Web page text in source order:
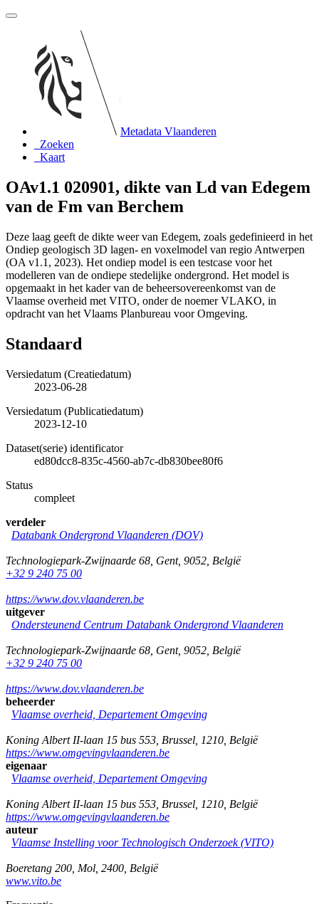
Metadata Vlaanderen
Zoeken
Kaart
OAv1.1 020901, dikte van Ld van Edegem
van de Fm van Berchem
Deze laag geeft de dikte weer van Edegem, zoals gedefinieerd in het
Ondiep geologisch 3D lagen- en voxelmodel van regio Antwerpen
(OA v1.1, 2023). Het ondiep model is een testcase voor het
modelleren van de ondiepe stedelijke ondergrond. Het model is
opgemaakt in het kader van de beheersovereenkomst van de
Vlaamse overheid met VITO, onder de noemer VLAKO, in
opdracht van het Vlaams Planbureau voor Omgeving.
Standaard
Versiedatum (Creatiedatum)
2023-06-28
Versiedatum (Publicatiedatum)
2023-12-10
Dataset(serie) identificator
ed80dcc8-835c-4560-ab7c-db830bee80f6
Status
compleet
verdeler
Databank Ondergrond Vlaanderen (DOV)
Technologiepark-Zwijnaarde 68 Gent, 9052 België
+32 9 240 75 00
https://www.dov.vlaanderen.be
uitgever
Ondersteunend Centrum Databank Ondergrond Vlaanderen
Technologiepark-Zwijnaarde 68 Gent, 9052 België
+32 9 240 75 00
https://www.dov.vlaanderen.be
beheerder
Vlaamse overheid, Departement Omgeving
Koning Albert II-laan 15 bus 553 Brussel 1210 België
https://www.omgevingvlaanderen.be
eigenaar
Vlaamse overheid, Departement Omgeving
Koning Albert II-laan 15 bus 553 Brussel 1210 België
https://www.omgevingvlaanderen.be
auteur
Vlaamse Instelling voor Technologisch Onderzoek (VITO)
Boeretang 200 Mol 2400 België
www.vito.be